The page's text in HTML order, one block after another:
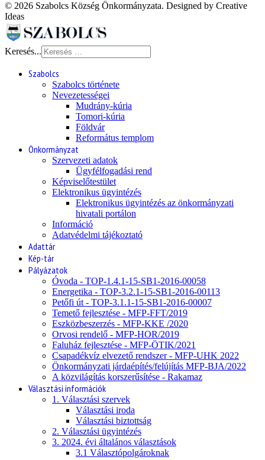
© 2026 Szabolcs Község Önkormányzata. Designed by Creative
Ideas
Keresés...
Szabolcs
Szabolcs története
Nevezetességei
Mudrány-kúria
Tomori-kúria
Földvár
Református templom
Önkormányzat
Szervezeti adatok
Ügyfélfogadási rend
Képviselőtestület
Elektronikus ügyintézés
Elektronikus ügyintézés az önkormányzati
hivatali portálon
Információ
Adatvédelmi tájékoztató
Adattár
Kép-tár
Pályázatok
Óvoda - TOP-1.4.1-15-SB1-2016-00058
Energetika - TOP-3.2.1-15-SB1-2016-00113
Petőfi út - TOP-3.1.1-15-SB1-2016-00007
Temető fejlesztése - MFP-FFT/2019
Eszközbeszerzés - MFP-KKE /2020
Orvosi rendelő - MFP-HOR/2019
Faluház fejlesztése - MFP-ÖTIK/2021
Csapadékvíz elvezető rendszer - MFP-UHK 2022
Önkormányzati járdaépítés/felújítás MFP-BJA/2022
A közvilágítás korszerűsítése - Rakamaz
Választási információk
1. Választási szervek
Választási iroda
Választási biztottság
2. Választási ügyintézés
3. 2024. évi általános választások
3.1 Választópolgároknak